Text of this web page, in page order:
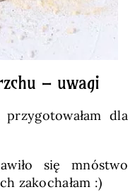
– uwagi
dla
się mnóstwo
zakochałam :)